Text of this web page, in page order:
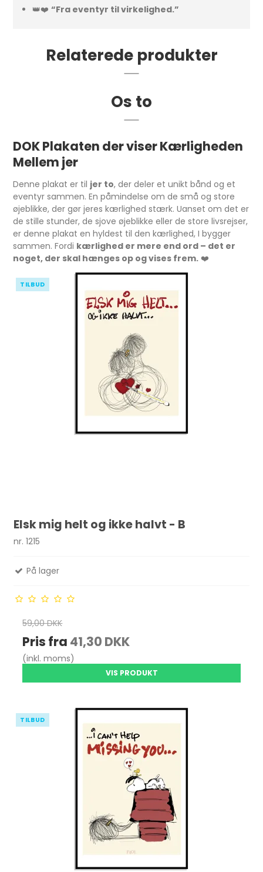
👑❤️ “Fra eventyr til virkelighed.”
Relaterede produkter
Os to
DOK Plakaten der viser Kærligheden
Mellem jer
Denne plakat er til jer to, der deler et unikt bånd og et
eventyr sammen. En påmindelse om de små og store
øjeblikke, der gør jeres kærlighed stærk. Uanset om det er
de stille stunder, de sjove øjeblikke eller de store livsrejser,
er denne plakat en hyldest til den kærlighed, I bygger
sammen. Fordi kærlighed er mere end ord – det er
noget, der skal hænges op og vises frem. ❤️
TILBUD
Elsk mig helt og ikke halvt - B
nr. 1215
På lager
59,00 DKK
Pris fra 41,30 DKK
(inkl. moms)
VIS PRODUKT
TILBUD